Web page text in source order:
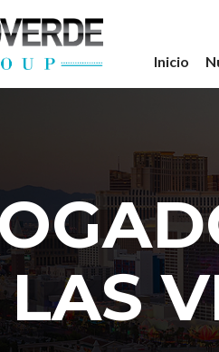
Inicio
Connected
this form, you are consenting to
your consent to receive emails at any time